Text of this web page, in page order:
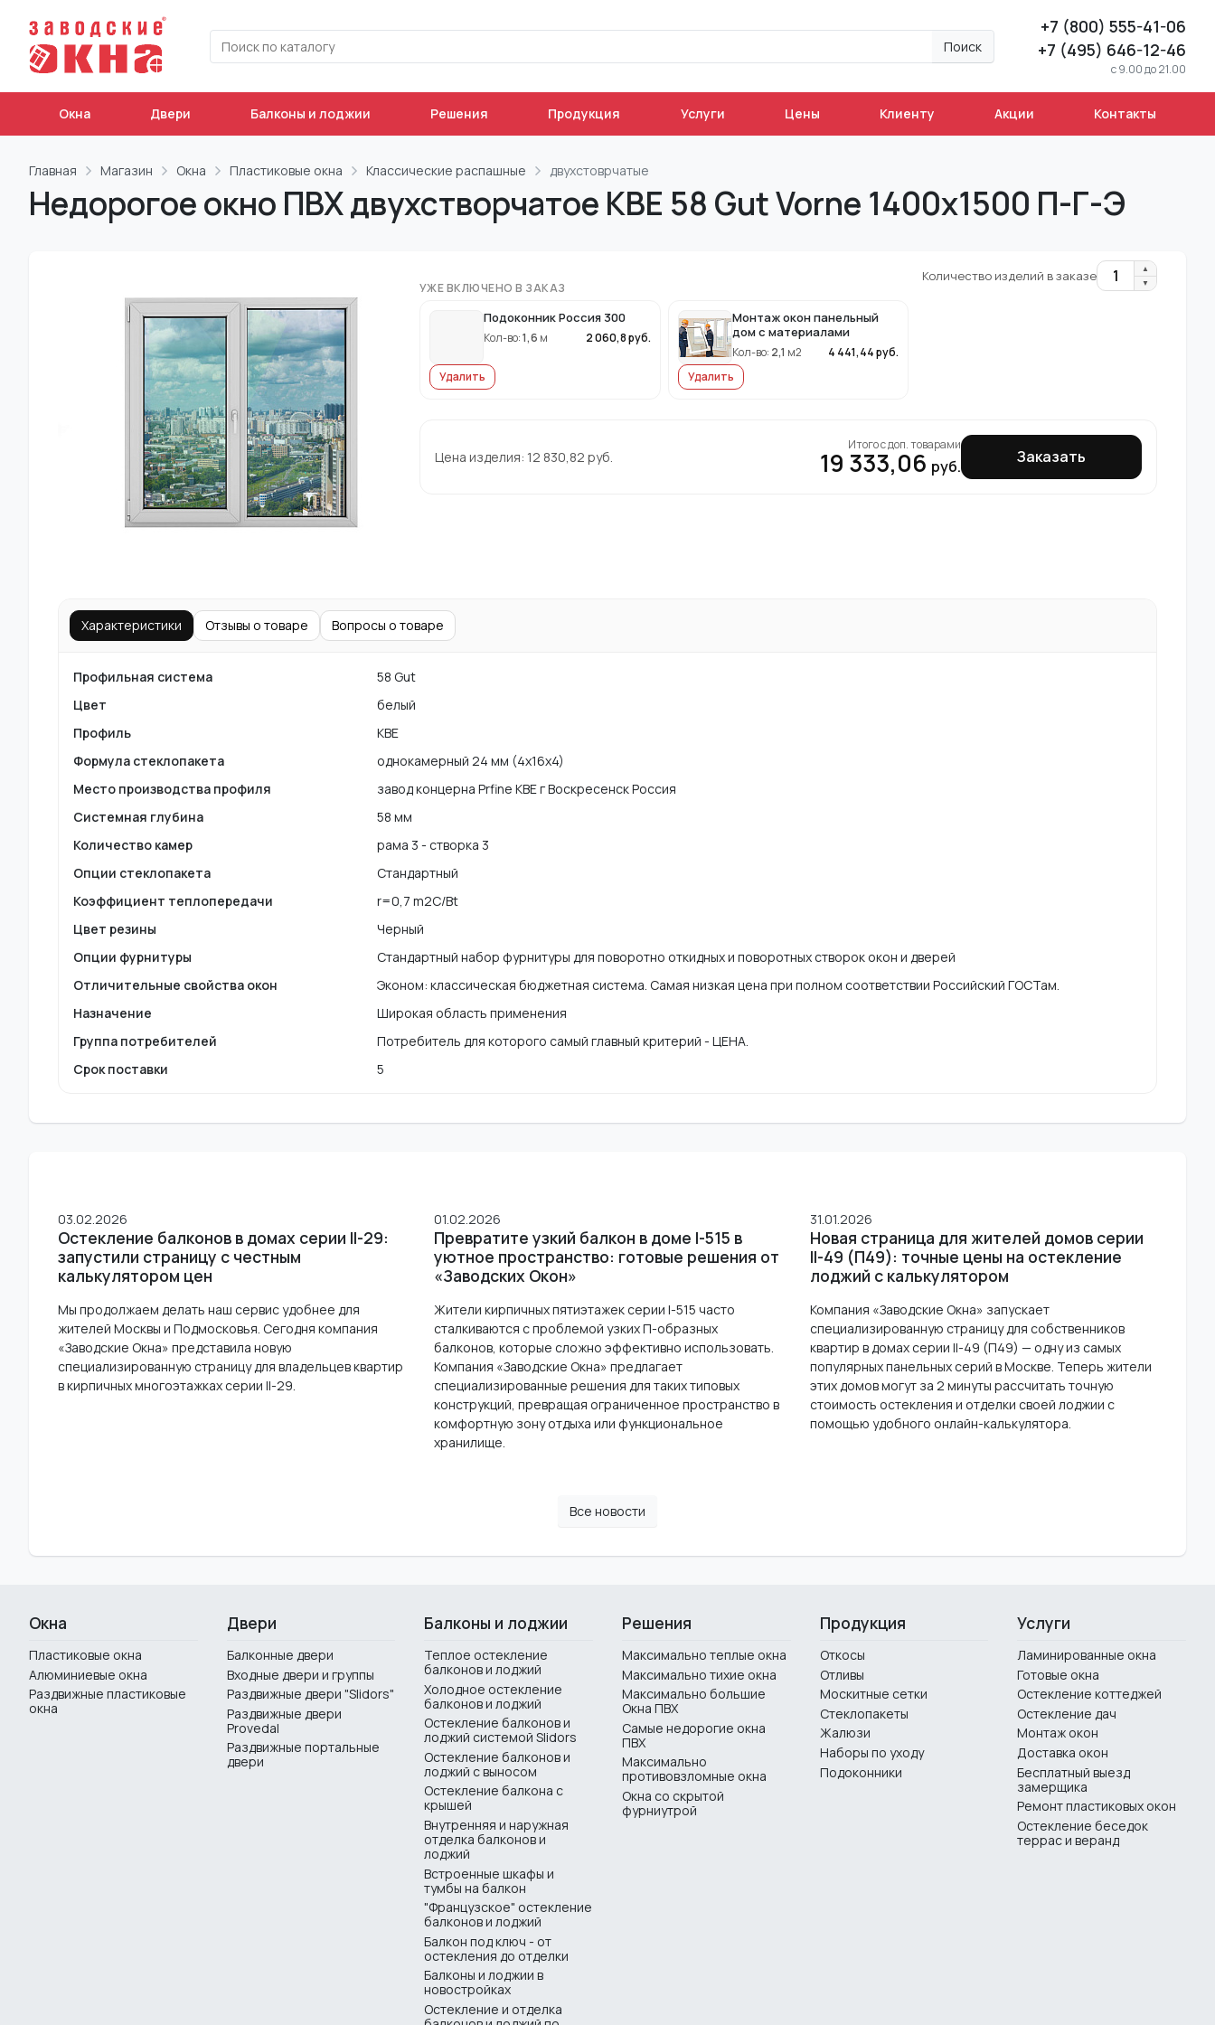
Поиск
+7 (800) 555-41-06
+7 (495) 646-12-46
c 9.00 до 21.00
Окна Двери Балконы и лоджии Решения Продукция Услуги Цены Клиенту Акции Контакты
Главная Магазин Окна Пластиковые окна Классические распашные двухстоврчатые
Недорогое окно ПВХ двухстворчатое KBE 58 Gut Vorne 1400x1500 П-Г-Э
Количество изделий в заказе 1
▲
▼
УЖЕ ВКЛЮЧЕНО В ЗАКАЗ
Подоконник Россия 300
Кол-во:1,6 м 2 060,8руб.
Удалить
Монтаж окон панельный
дом с материалами
Кол-во: 2,1 м2 4 441,44руб.
Удалить
Цена изделия: 12 830,82 руб.
Итого с доп. товарами
19 333,06 руб. Заказать
Характеристики Отзывы о товаре Вопросы о товаре
Профильная система
58 Gut
Цвет
белый
Профиль
KBE
Формула стеклопакета
однокамерный 24 мм (4х16х4)
Место производства профиля
завод концерна Prfine KBE г Воскресенск Россия
Системная глубина
58 мм
Количество камер
рама 3 - створка 3
Опции стеклопакета
Стандартный
Коэффициент теплопередачи
r=0,7 m2C/Bt
Цвет резины
Черный
Опции фурнитуры
Стандартный набор фурнитуры для поворотно откидных и поворотных створок окон и дверей
Отличительные свойства окон
Эконом: классическая бюджетная система. Самая низкая цена при полном соответствии Российский ГОСТам.
Назначение
Широкая область применения
Группа потребителей
Потребитель для которого самый главный критерий - ЦЕНА.
Срок поставки
5
03.02.2026
Остекление балконов в домах серии II-29:
запустили страницу с честным
калькулятором цен
Мы продолжаем делать наш сервис удобнее для
жителей Москвы и Подмосковья. Сегодня компания
«Заводские Окна» представила новую
специализированную страницу для владельцев квартир
в кирпичных многоэтажках серии II-29.
01.02.2026
Превратите узкий балкон в доме I-515 в
уютное пространство: готовые решения от
«Заводских Окон»
Жители кирпичных пятиэтажек серии I-515 часто
сталкиваются с проблемой узких П-образных
балконов, которые сложно эффективно использовать.
Компания «Заводские Окна» предлагает
специализированные решения для таких типовых
конструкций, превращая ограниченное пространство в
комфортную зону отдыха или функциональное
хранилище.
31.01.2026
Новая страница для жителей домов серии
II-49 (П49): точные цены на остекление
лоджий с калькулятором
Компания «Заводские Окна» запускает
специализированную страницу для собственников
квартир в домах серии II-49 (П49) — одну из самых
популярных панельных серий в Москве. Теперь жители
этих домов могут за 2 минуты рассчитать точную
стоимость остекления и отделки своей лоджии с
помощью удобного онлайн-калькулятора.
Все новости
Окна
Пластиковые окна
Алюминиевые окна
Раздвижные пластиковые
окна
Двери
Балконные двери
Входные двери и группы
Раздвижные двери "Slidors"
Раздвижные двери
Provedal
Раздвижные портальные
двери
Балконы и лоджии
Теплое остекление
балконов и лоджий
Холодное остекление
балконов и лоджий
Остекление балконов и
лоджий системой Slidors
Остекление балконов и
лоджий с выносом
Остекление балкона с
крышей
Внутренняя и наружная
отделка балконов и
лоджий
Встроенные шкафы и
тумбы на балкон
"Французское" остекление
балконов и лоджий
Балкон под ключ - от
остекления до отделки
Балконы и лоджии в
новостройках
Остекление и отделка
Решения
Максимально теплые окна
Максимально тихие окна
Максимально большие
Окна ПВХ
Самые недорогие окна
ПВХ
Максимально
противовзломные окна
Окна со скрытой
фурниутрой
Продукция
Откосы
Отливы
Москитные сетки
Стеклопакеты
Жалюзи
Наборы по уходу
Подоконники
Услуги
Ламинированные окна
Готовые окна
Остекление коттеджей
Остекление дач
Монтаж окон
Доставка окон
Бесплатный выезд
замерщика
Ремонт пластиковых окон
Остекление беседок
террас и веранд